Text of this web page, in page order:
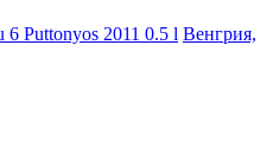
6 Puttonyos 2011 0.5 l Венгрия,